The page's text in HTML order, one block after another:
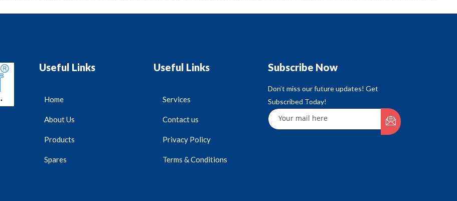
Useful Links
Home
About Us
Products
Spares
Useful Links
Services
Contact us
Privacy Policy
Terms & Conditions
Subscribe Now
Don’t miss our future updates! Get
Subscribed Today!